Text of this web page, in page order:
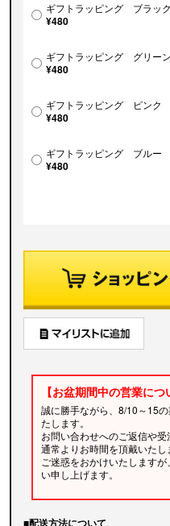
ギフトラッピング ブラック
¥480
ギフトラッピング グリーン
¥480
ギフトラッピング ピンク
¥480
ギフトラッピング ブルー
¥480
【お盆期間中の営業につ
誠に勝手ながら、8/10～15
たします。
お問い合わせへのご返信や受
通常よりお時間を頂戴いたし
ご迷惑をおかけいたします
い申し上げます。
■配送方法について